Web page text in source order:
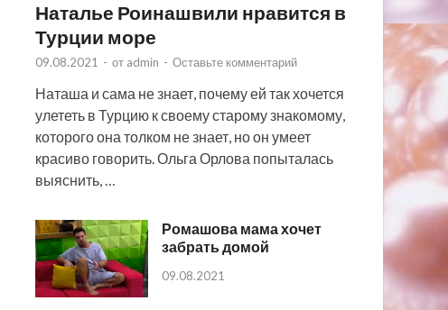
Наталье Роинашвили нравится в
Турции море
09.08.2021 - от admin - Оставьте комментарий
Наташа и сама не знает, почему ей так хочется
улететь в Турцию к своему старому знакомому,
которого она толком не знает, но он умеет
красиво говорить. Ольга Орлова попыталась
выяснить, …
Ромашова мама хочет
забрать домой
09.08.2021